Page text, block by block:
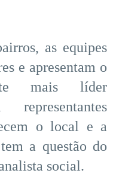
as equipes
e apresentam o
mais líder
o local e a
a questão do
social.